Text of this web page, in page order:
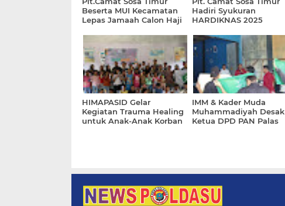
Beserta MUI Kecamatan
Lepas Jamaah Calon Haji
Hadiri Syukuran
HARDIKNAS 2025
HIMAPASID Gelar
Kegiatan Trauma Healing
untuk Anak-Anak Korban
IMM & Kader Muda
Muhammadiyah Desak
Ketua DPD PAN Palas